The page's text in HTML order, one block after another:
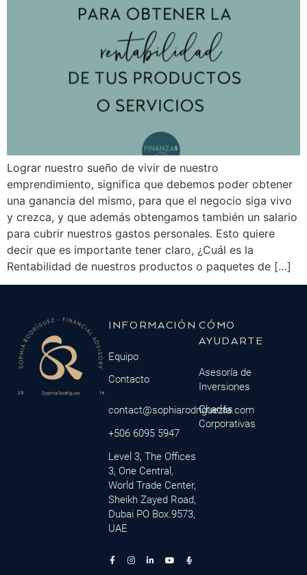
Lograr nuestro sueño de vivir de nuestro
emprendimiento, significa que debemos poder obtener
una ganancia del mismo, para que el negocio siga vivo
y crezca, y que además obtengamos también un salario
para cubrir nuestros gastos personales. Esto quiere
decir que es importante tener claro, ¿Cuál es la
Rentabilidad de nuestros productos o paquetes de […]
INFORMACIÓN
Equipo
Contacto
contact@sophiarodriguezfa.com
+506 6095 5947
Level 3, The Offices
3, One Central,
World Trade Center,
Sheikh Zayed Road,
Dubai PO Box.9573,
UAE
CÓMO
AYUDARTE
Asesoría de
Inversiones
Charlas
Corporativas